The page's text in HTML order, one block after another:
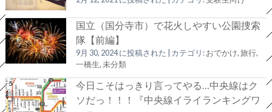
国立（国分寺市）で花火しやすい公園捜索
隊【前編】
9月 30, 2024 に投稿された カテゴリ:おでかけ, 旅行,
一橋生,未分類
今日こそはっきり言ってやる…中央線はク
ソだっ！！！『中央線イライランキングワ